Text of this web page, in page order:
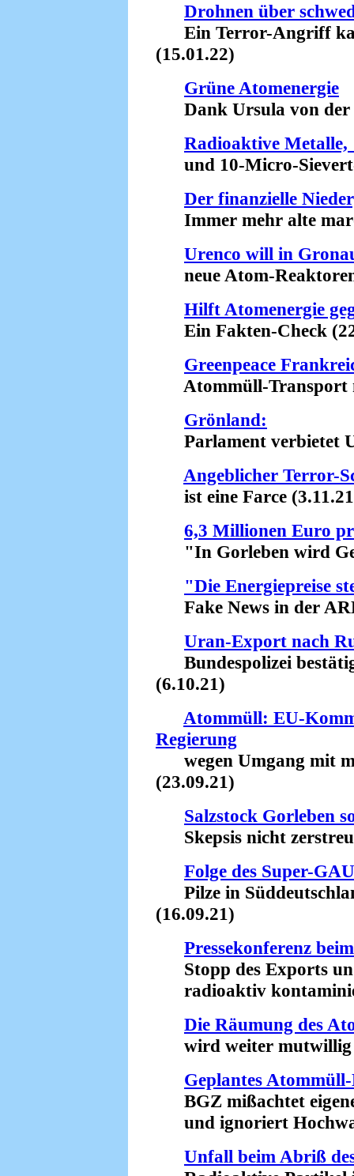
Drohnen über
Ein Terror-Angriff
(15.01.22)
Grüne Atomenergie
Dank Ursula von der
Radioaktive
und 10-Micro-
Der finanzielle
Immer mehr alte
Urenco will in
neue Atom-
Hilft Atomenergie
Ein Fakten-Check
Greenpeace
Atommüll-Transport
Grönland:
Parlament verbietet
Angeblicher Terror-
ist eine Farce
6,3 Millionen Euro
"In Gorleben wird
"Die Energiepreise
Fake News in der
Uran-Export nach
Bundespolizei
(6.10.21)
Atommüll: EU-
Regierung
wegen Umgang mit
(23.09.21)
Salzstock Gorleben
Skepsis nicht
Folge des Super-
Pilze in
(16.09.21)
Pressekonferenz
Stopp des Exports
radioaktiv
Die Räumung des
wird weiter mutwillig
Geplantes
BGZ mißachtet
und ignoriert
Unfall beim Abriß